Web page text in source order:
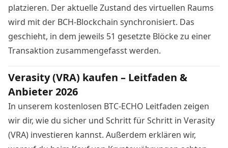
platzieren. Der aktuelle Zustand des virtuellen Raums
wird mit der BCH-Blockchain synchronisiert. Das
geschieht, in dem jeweils 51 gesetzte Blöcke zu einer
Transaktion zusammengefasst werden.
Verasity (VRA) kaufen – Leitfaden &
Anbieter 2026
In unserem kostenlosen BTC-ECHO Leitfaden zeigen
wir dir, wie du sicher und Schritt für Schritt in Verasity
(VRA) investieren kannst. Außerdem erklären wir,